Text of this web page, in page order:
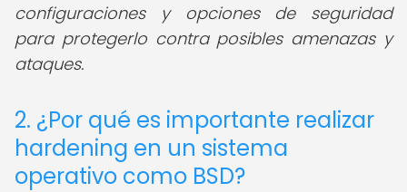
configuraciones y opciones de seguridad
para protegerlo contra posibles amenazas y
ataques.
2. ¿Por qué es importante realizar
hardening en un sistema
operativo como BSD?